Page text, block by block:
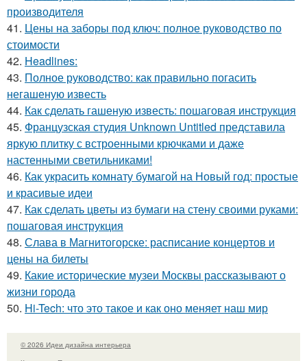
производителя
41. Цены на заборы под ключ: полное руководство по
стоимости
42. Headlines:
43. Полное руководство: как правильно погасить
негашеную известь
44. Как сделать гашеную известь: пошаговая инструкция
45. Французская студия Unknown Untitled представила
яркую плитку с встроенными крючками и даже
настенными светильниками!
46. Как украсить комнату бумагой на Новый год: простые
и красивые идеи
47. Как сделать цветы из бумаги на стену своими руками:
пошаговая инструкция
48. Слава в Магнитогорске: расписание концертов и
цены на билеты
49. Какие исторические музеи Москвы рассказывают о
жизни города
50. Hi-Tech: что это такое и как оно меняет наш мир
© 2026 Идеи дизайна интерьера